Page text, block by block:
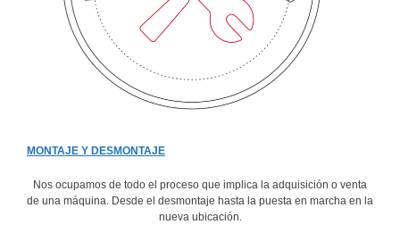
MONTAJE Y DESMONTAJE
Nos ocupamos de todo el proceso que implica la adquisición o venta
de una máquina. Desde el desmontaje hasta la puesta en marcha en la
nueva ubicación.